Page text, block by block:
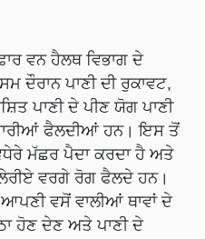
ਵਨ ਹੈਲਥ ਵਿਭਾਗ ਦੇ
ਦੌਰਾਨ ਪਾਣੀ ਦੀ ਰੁਕਾਵਟ,
ਪਾਣੀ ਦੇ ਪੀਣ ਯੋਗ ਪਾਣੀ
ਫੈਲਦੀਆਂ ਹਨ। ਇਸ ਤੋਂ
ਮੱਛਰ ਪੈਦਾ ਕਰਦਾ ਹੈ ਅਤੇ
ਵਰਗੇ ਰੋਗ ਫੈਲਦੇ ਹਨ।
ਆਪਣੀ ਵਸੋਂ ਵਾਲੀਆਂ ਥਾਵਾਂ ਦੇ
ਹੋਣ ਦੇਣ ਅਤੇ ਪਾਣੀ ਦੇ